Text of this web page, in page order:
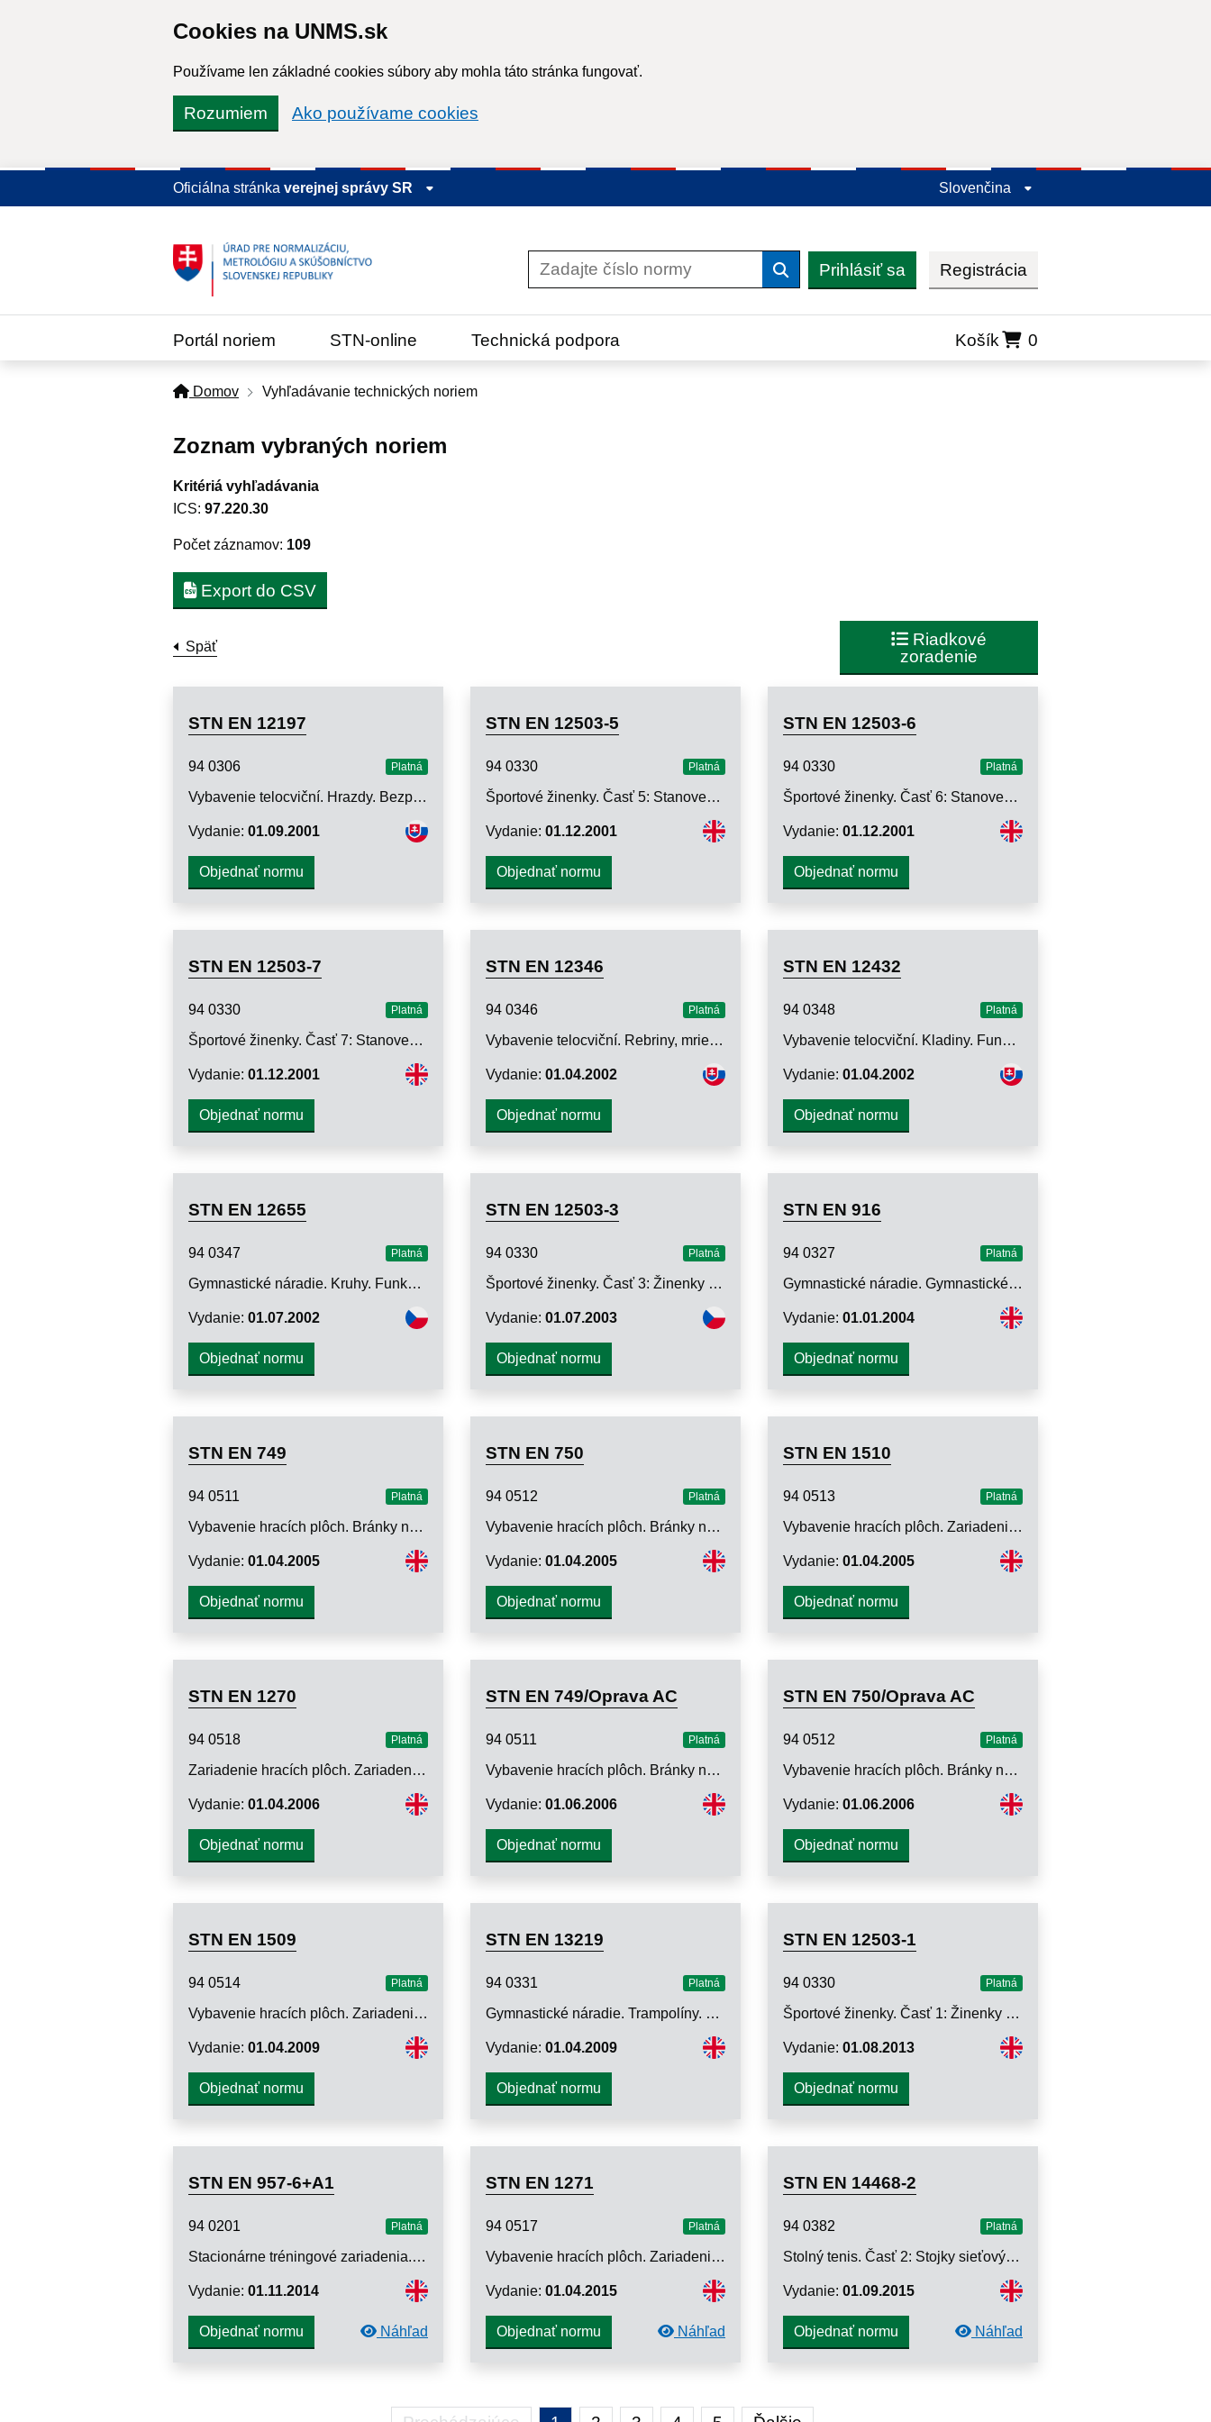
Cookies na UNMS.sk
Používame len základné cookies súbory aby mohla táto stránka fungovať.
Rozumiem Ako používame cookies
Oficiálna stránka verejnej správy SR Slovenčina
VyhľadaťPrihlásiť sa Registrácia
Portál noriem STN-online Technická podpora Košík 0
Domov Vyhľadávanie technických noriem
Zoznam vybraných noriem
Kritériá vyhľadávania
ICS: 97.220.30
Počet záznamov: 109
Export do CSV
Späť
Riadkové
zoradenie
STN EN 12197
94 0306 Platná
Vybavenie telocviční. Hrazdy. Bezpečnostné požiadavky a skúšobné metódy
Vydanie: 01.09.2001
Objednať normu
STN EN 12503-5
94 0330 Platná
Športové žinenky. Časť 5: Stanovenie trenia spodnej strany
Vydanie: 01.12.2001
Objednať normu
STN EN 12503-6
94 0330 Platná
Športové žinenky. Časť 6: Stanovenie trenia vrchnej strany
Vydanie: 01.12.2001
Objednať normu
STN EN 12503-7
94 0330 Platná
Športové žinenky. Časť 7: Stanovenie statickej tuhosti
Vydanie: 01.12.2001
Objednať normu
STN EN 12346
94 0346 Platná
Vybavenie telocviční. Rebriny, mriežkové rebríky a šplhacie rámy. Bezpečnostné požiadavky a skúšobné metódy
Vydanie: 01.04.2002
Objednať normu
STN EN 12432
94 0348 Platná
Vybavenie telocviční. Kladiny. Funkčné a bezpečnostné požiadavky, skúšobné metódy
Vydanie: 01.04.2002
Objednať normu
STN EN 12655
94 0347 Platná
Gymnastické náradie. Kruhy. Funkčné a bezpečnostné požiadavky, skúšobné metódy
Vydanie: 01.07.2002
Objednať normu
STN EN 12503-3
94 0330 Platná
Športové žinenky. Časť 3: Žinenky na judo. Bezpečnostné požiadavky
Vydanie: 01.07.2003
Objednať normu
STN EN 916
94 0327 Platná
Gymnastické náradie. Gymnastické debny. Požiadavky a skúšobné metódy vrátane bezpečnosti
Vydanie: 01.01.2004
Objednať normu
STN EN 749
94 0511 Platná
Vybavenie hracích plôch. Bránky na hádzanú. Funkčné a bezpečnostné požiadavky, skúšobné metódy
Vydanie: 01.04.2005
Objednať normu
STN EN 750
94 0512 Platná
Vybavenie hracích plôch. Bránky na pozemný hokej. Funkčné a bezpečnostné požiadavky, skúšobné metódy
Vydanie: 01.04.2005
Objednať normu
STN EN 1510
94 0513 Platná
Vybavenie hracích plôch. Zariadenie na tenis. Funkčné a bezpečnostné požiadavky, skúšobné metódy
Vydanie: 01.04.2005
Objednať normu
STN EN 1270
94 0518 Platná
Zariadenie hracích plôch. Zariadenie na basketbal. Funkčné a bezpečnostné požiadavky, skúšobné metódy
Vydanie: 01.04.2006
Objednať normu
STN EN 749/Oprava AC
94 0511 Platná
Vybavenie hracích plôch. Bránky na hádzanú. Funkčné a bezpečnostné požiadavky, skúšobné metódy
Vydanie: 01.06.2006
Objednať normu
STN EN 750/Oprava AC
94 0512 Platná
Vybavenie hracích plôch. Bránky na pozemný hokej. Funkčné a bezpečnostné požiadavky, skúšobné metódy
Vydanie: 01.06.2006
Objednať normu
STN EN 1509
94 0514 Platná
Vybavenie hracích plôch. Zariadenie na bedminton. Funkčné a bezpečnostné požiadavky, skúšobné metódy
Vydanie: 01.04.2009
Objednať normu
STN EN 13219
94 0331 Platná
Gymnastické náradie. Trampolíny. Funkčné a bezpečnostné požiadavky, skúšobné metódy
Vydanie: 01.04.2009
Objednať normu
STN EN 12503-1
94 0330 Platná
Športové žinenky. Časť 1: Žinenky na gymnastiku. Bezpečnostné požiadavky
Vydanie: 01.08.2013
Objednať normu
STN EN 957-6+A1
94 0201 Platná
Stacionárne tréningové zariadenia. Časť 6: Bežecké pásy, ďalšie špecifické bezpečnostné požiadavky a skúšobné metódy
Vydanie: 01.11.2014
Objednať normu Náhľad
STN EN 1271
94 0517 Platná
Vybavenie hracích plôch. Zariadenie na volejbal. Funkčné a bezpečnostné požiadavky, skúšobné metódy
Vydanie: 01.04.2015
Objednať normu Náhľad
STN EN 14468-2
94 0382 Platná
Stolný tenis. Časť 2: Stojky sieťových zostáv. Požiadavky a skúšobné metódy
Vydanie: 01.09.2015
Objednať normu Náhľad